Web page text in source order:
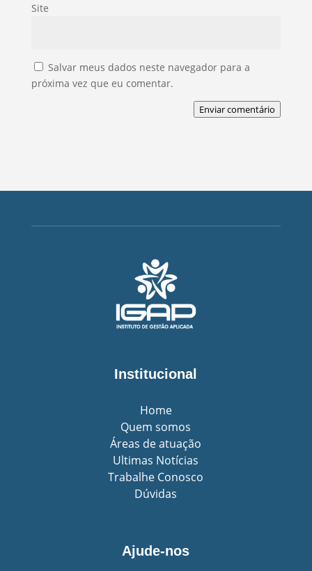
Site
Salvar meus dados neste navegador para a
próxima vez que eu comentar.
Enviar comentário
Institucional
Home
Quem somos
Áreas de atuação
Ultimas Notícias
Trabalhe Conosco
Dúvidas
Ajude-nos